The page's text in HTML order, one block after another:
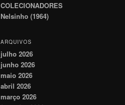
COLECIONADORES
Nelsinho (1964)
ARQUIVOS
julho 2026
junho 2026
maio 2026
abril 2026
março 2026